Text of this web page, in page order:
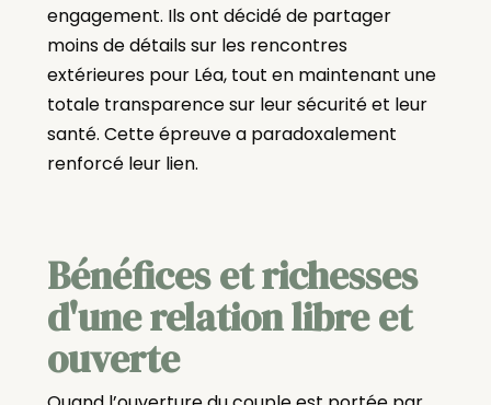
engagement. Ils ont décidé de partager
moins de détails sur les rencontres
extérieures pour Léa, tout en maintenant une
totale transparence sur leur sécurité et leur
santé. Cette épreuve a paradoxalement
renforcé leur lien.
Bénéfices et richesses
d'une relation libre et
ouverte